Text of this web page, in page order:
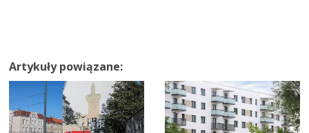
Artykuły powiązane: